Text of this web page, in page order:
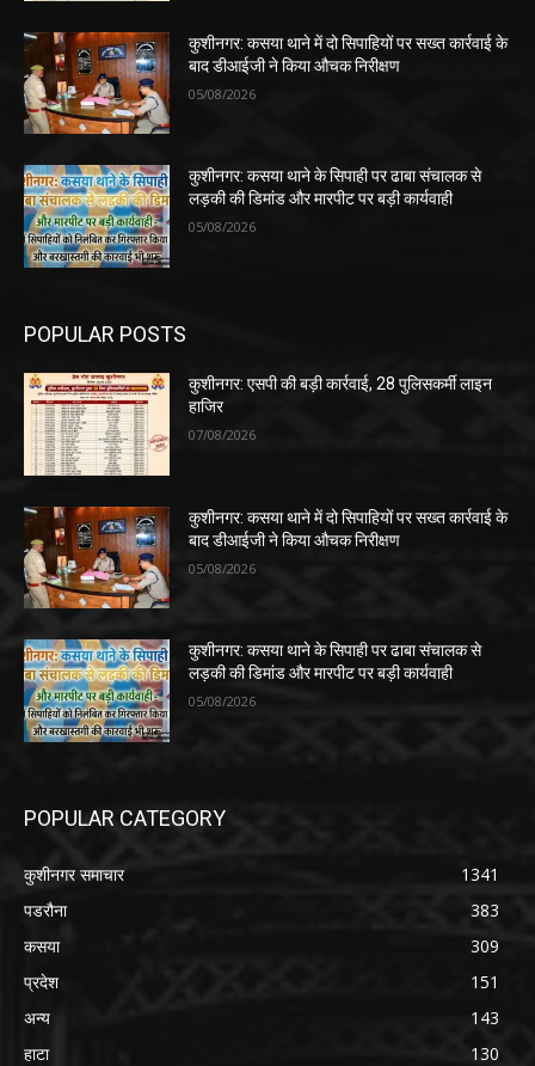
कुशीनगर: कसया थाने में दो सिपाहियों पर सख्त कार्रवाई के
बाद डीआईजी ने किया औचक निरीक्षण
05/08/2026
कुशीनगर: कसया थाने के सिपाही पर ढाबा संचालक से
लड़की की डिमांड और मारपीट पर बड़ी कार्यवाही
05/08/2026
POPULAR POSTS
कुशीनगर: एसपी की बड़ी कार्रवाई, 28 पुलिसकर्मी लाइन
हाजिर
07/08/2026
कुशीनगर: कसया थाने में दो सिपाहियों पर सख्त कार्रवाई के
बाद डीआईजी ने किया औचक निरीक्षण
05/08/2026
कुशीनगर: कसया थाने के सिपाही पर ढाबा संचालक से
लड़की की डिमांड और मारपीट पर बड़ी कार्यवाही
05/08/2026
POPULAR CATEGORY
कुशीनगर समाचार
1341
पडरौना
383
कसया
309
प्रदेश
151
अन्य
143
हाटा
130